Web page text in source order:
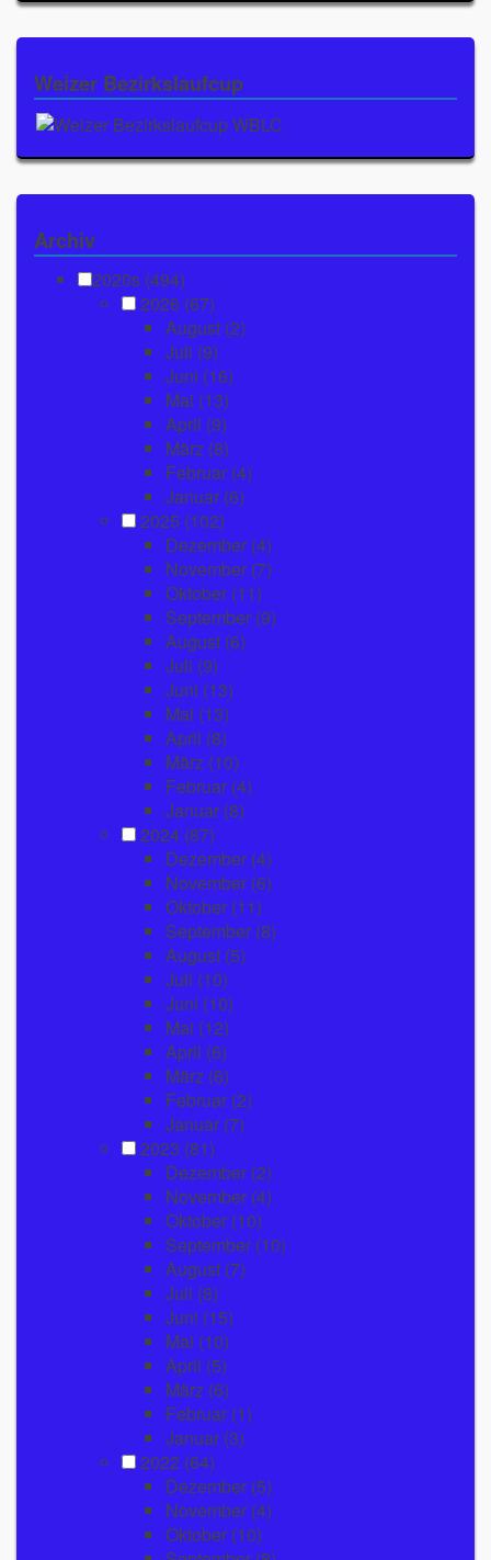
Weizer Bezirkslaufcup
Archiv
2020s (494)
2026 (67)
August (2)
Juli (9)
Juni (16)
Mai (13)
April (9)
März (8)
Februar (4)
Januar (6)
2025 (102)
Dezember (4)
November (7)
Oktober (11)
September (9)
August (6)
Juli (9)
Juni (13)
Mai (13)
April (8)
März (10)
Februar (4)
Januar (8)
2024 (87)
Dezember (4)
November (6)
Oktober (11)
September (8)
August (5)
Juli (10)
Juni (10)
Mai (12)
April (6)
März (6)
Februar (2)
Januar (7)
2023 (81)
Dezember (2)
November (4)
Oktober (10)
September (10)
August (7)
Juli (8)
Juni (15)
Mai (10)
April (5)
März (6)
Februar (1)
Januar (3)
2022 (64)
Dezember (5)
November (4)
Oktober (10)